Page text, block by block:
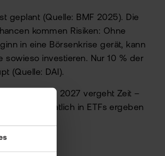
geplant (Quelle: BMF 2025). Die
kommen Risiken: Ohne
in eine Börsenkrise gerät, kann
sowieso investieren. Nur 10 % der
(Quelle: DAI).
Einführung 2027 vergeht Zeit –
Euro monatlich in ETFs ergeben